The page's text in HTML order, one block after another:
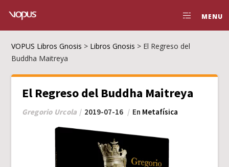
MENU
VOPUS Libros Gnosis > Libros Gnosis > El Regreso del
Buddha Maitreya
El Regreso del Buddha Maitreya
Gregorio Urcola 2019-07-16 En Metafísica